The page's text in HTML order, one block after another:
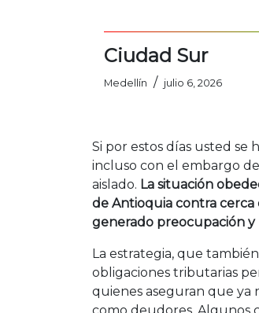
Ciudad Sur
Medellín / julio 6, 2026
Si por estos días usted
incluso con el embargo
aislado. La situación
de Antioquia contra
generado preocupación
La estrategia, que
obligaciones tributarias
quienes aseguran que ya